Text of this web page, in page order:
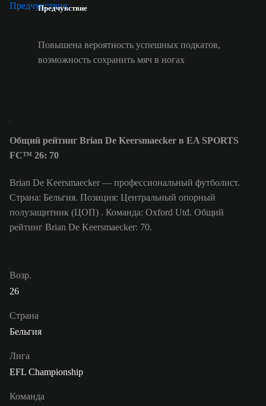
Предчувствие
Повышена вероятность успешных подкатов,
возможность сохранить мяч в ногах
Общий рейтинг Brian De Keersmaecker в EA SPORTS
FC™ 26: 70
Brian De Keersmaecker — профессиональный футболист.
Страна: Бельгия. Позиция: Центральный опорный
полузащитник (ЦОП) . Команда: Oxford Utd. Общий
рейтинг Brian De Keersmaecker: 70.
Возр.
26
Страна
Бельгия
Лига
EFL Championship
Команда